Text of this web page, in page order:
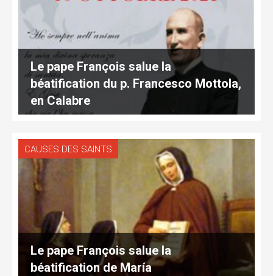
Le pape François salue la
béatification du p. Francesco Mottola,
en Calabre
CAUSES DES SAINTS
Le pape François salue la
béatification de María